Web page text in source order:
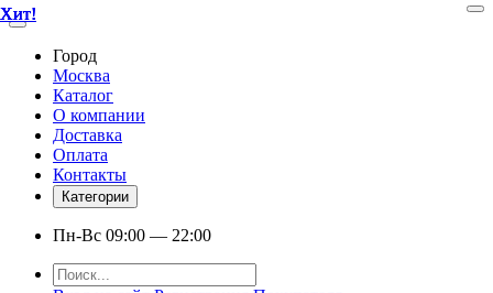
Город
Москва
Каталог
О компании
Доставка
Оплата
Контакты
Категории
Пн-Вс 09:00 — 22:00
Хит!
Хит!
Хит!
Хит!
Хит!